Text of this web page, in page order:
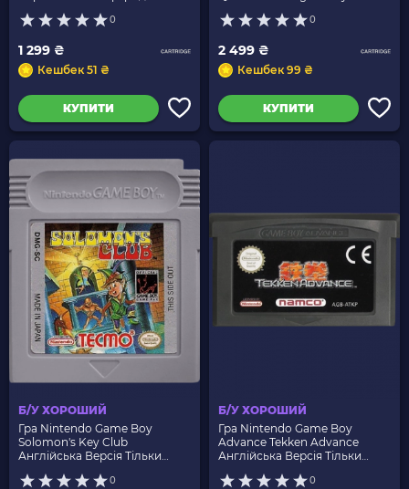
0
1 299 ₴
Кешбек 51 ₴
КУПИТИ
Тільки Картридж Б/У
0
2 499 ₴
Кешбек 99 ₴
КУПИТИ
Б/У ХОРОШИЙ
Гра Nintendo Game Boy
Solomon's Key Club
Англійська Версія Тільки
0
Б/У ХОРОШИЙ
Гра Nintendo Game Boy
Advance Tekken Advance
Англійська Версія Тільки
0